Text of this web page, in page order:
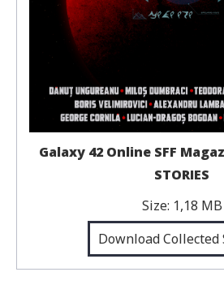
Galaxy 42 Online SFF
STORIES
Size: 1,18 MB
Download Collected